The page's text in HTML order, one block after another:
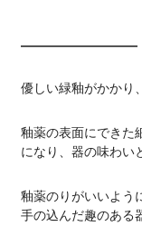
優しい緑釉がかかり
釉薬の表面にできた
になり、器の味わい
釉薬のりがいいよう
手の込んだ趣のある